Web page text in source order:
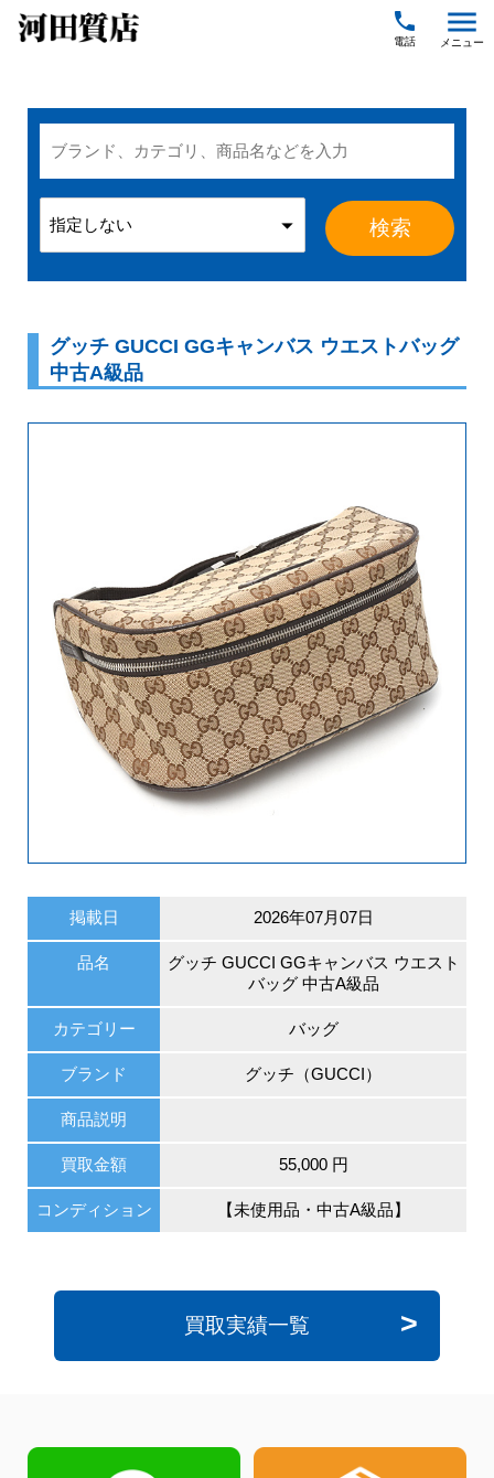
local_phone menu
グッチ GUCCI GGキャンバス ウエストバッグ
中古A級品
掲載日 2026年07月07日
品名
グッチ GUCCI GGキャンバス ウエスト
バッグ 中古A級品
カテゴリー バッグ
ブランド グッチ（GUCCI）
商品説明
買取金額 55,000 円
コンディション 【未使用品・中古A級品】
買取実績一覧